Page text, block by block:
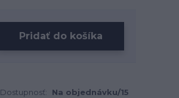
Pridať do košíka
Dostupnosť:
Na objednávku/15